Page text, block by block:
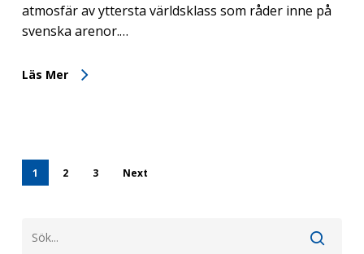
atmosfär av yttersta världsklass som råder inne på
svenska arenor.…
Läs Mer
1 2 3 Next